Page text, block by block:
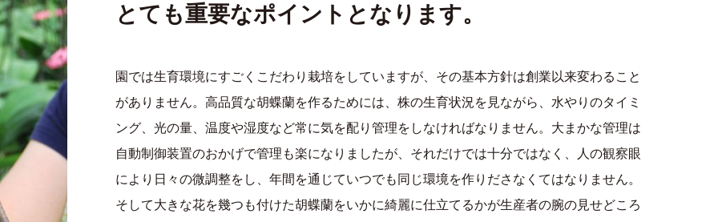
とても重要なポイントとなります。
園では生育環境にすごくこだわり栽培をしていますが、その基本方針は創業以来変わること
がありません。高品質な胡蝶蘭を作るためには、株の生育状況を見ながら、水やりのタイミ
ング、光の量、温度や湿度など常に気を配り管理をしなければなりません。大まかな管理は
自動制御装置のおかげで管理も楽になりましたが、それだけでは十分ではなく、人の観察眼
により日々の微調整をし、年間を通じていつでも同じ環境を作りださなくてはなりません。
そして大きな花を幾つも付けた胡蝶蘭をいかに綺麗に仕立てるかが生産者の腕の見せどころ